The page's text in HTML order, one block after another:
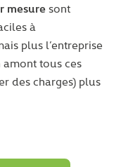
mesuresont
à
plus l’entreprise
tous ces
des charges) plus